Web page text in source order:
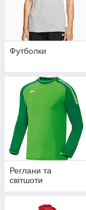
Футболки
Реглани та
світшоти